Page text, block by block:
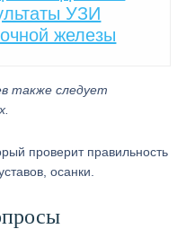
УЗИ
железы
также следует
проверит правильность
осанки.